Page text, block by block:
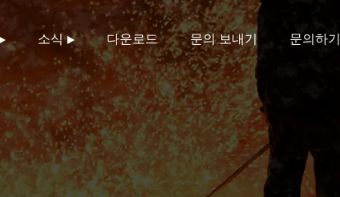
소식 다운로드 문의 보내기 문의하기